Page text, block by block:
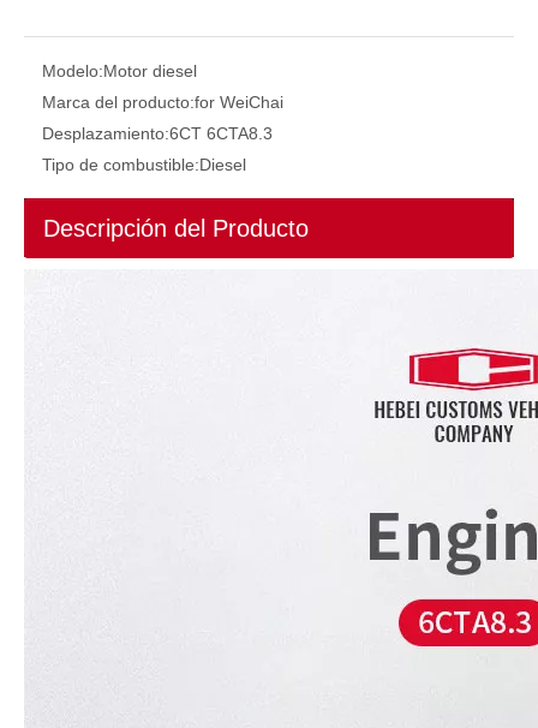
Modelo:Motor diesel
Marca del producto:for WeiChai
Desplazamiento:6CT 6CTA8.3
Tipo de combustible:Diesel
Descripción del Producto